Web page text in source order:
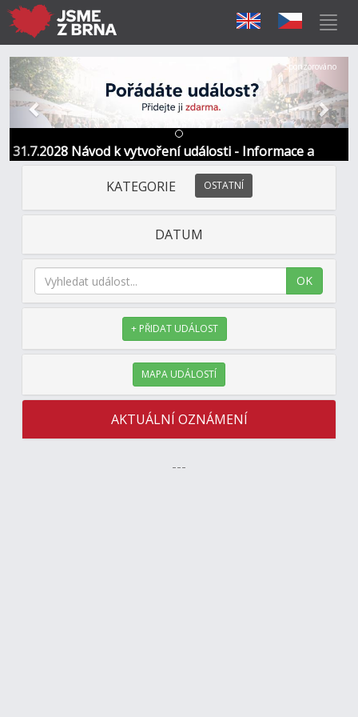
31.7.2028 Návod k vytvoření události - Informace a
kontakt
Předchozí Další
Sponzorováno
KATEGORIE OSTATNÍ
DATUM
OK
+ PŘIDAT UDÁLOST
MAPA UDÁLOSTÍ
AKTUÁLNÍ OZNÁMENÍ
---